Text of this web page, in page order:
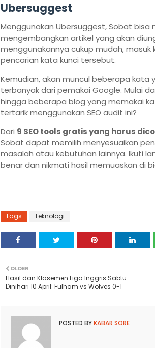
Ubersuggest
Menggunakan Ubersuggest, Sobat bisa
mengembangkan artikel yang akan
menggunakannya cukup mudah, masuk
pencarian kata kunci tersebut.
Kemudian, akan muncul beberapa kata
terbanyak dari pemakai Google. Mulai
hingga beberapa blog yang memakai
tertarik menggunakan SEO audit ini?
Dari 9 SEO tools gratis yang harus
Sobat dapat memilih menyesuaikan
masalah atau kebutuhan lainnya. Ikuti
benar dan nikmati hasil memuaskan di
Tags Teknologi
OLDER
Hasil dan Klasemen Liga Inggris Sabtu
Dinihari 10 April: Fulham vs Wolves 0-1
POSTED BYKABAR SORE